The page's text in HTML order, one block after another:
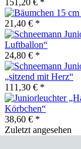
21,40 € *
Luftballon“
24,80 € *
„sitzend mit Herz“
111,30 € *
Körbchen“
38,60 € *
Zuletzt angesehen